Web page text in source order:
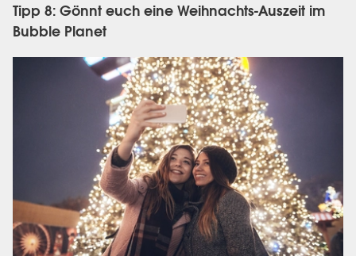
Tipp 8: Gönnt euch eine Weihnachts-Auszeit im
Bubble Planet